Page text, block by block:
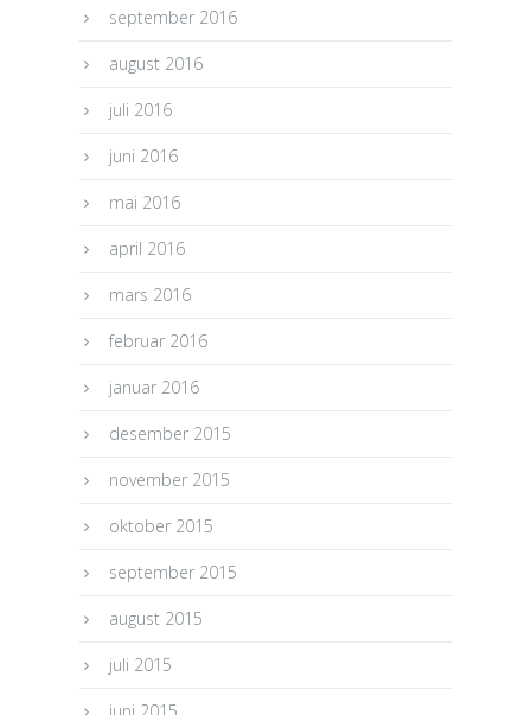
september 2016
august 2016
juli 2016
juni 2016
mai 2016
april 2016
mars 2016
februar 2016
januar 2016
desember 2015
november 2015
oktober 2015
september 2015
august 2015
juli 2015
juni 2015